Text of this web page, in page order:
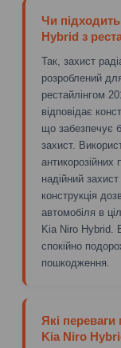
Чи
Hybrid з
Так, захист
розроблений
рестайлінгом
відповідає
що забезпечує
захист.
антикорозійних
надійний
конструкція
автомобіля в
Kia Niro Hybrid.
спокійно
пошкодження.
Які
Kia Niro